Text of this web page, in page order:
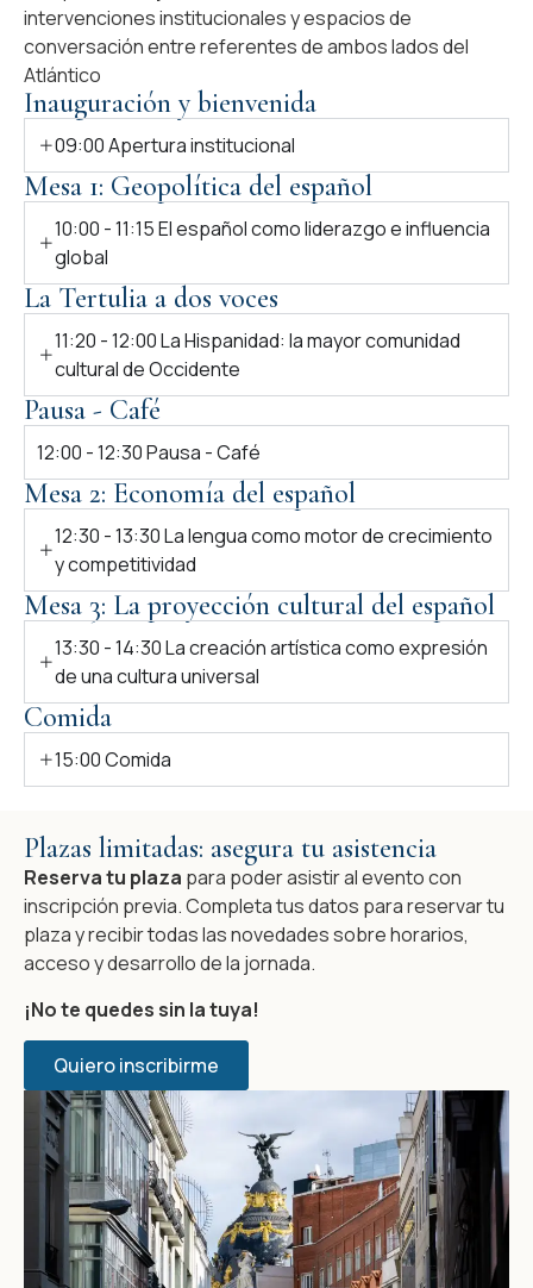
intervenciones institucionales y espacios de
conversación entre referentes de ambos lados del
Atlántico
Inauguración y bienvenida
09:00 Apertura institucional
Mesa 1: Geopolítica del español
10:00 - 11:15 El español como liderazgo e influencia
global
La Tertulia a dos voces
11:20 - 12:00 La Hispanidad: la mayor comunidad
cultural de Occidente
Pausa - Café
12:00 - 12:30 Pausa - Café
Mesa 2: Economía del español
12:30 - 13:30 La lengua como motor de crecimiento
y competitividad
Mesa 3: La proyección cultural del español
13:30 - 14:30 La creación artística como expresión
de una cultura universal
Comida
15:00 Comida
Plazas limitadas: asegura tu asistencia
Reserva tu plaza para poder asistir al evento con
inscripción previa. Completa tus datos para reservar tu
plaza y recibir todas las novedades sobre horarios,
acceso y desarrollo de la jornada.
¡No te quedes sin la tuya!
Quiero inscribirme